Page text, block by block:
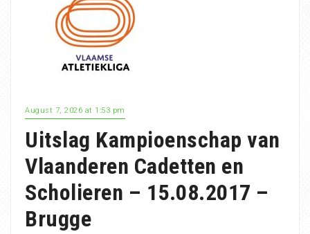
August 7, 2026 at 1:53 pm
Uitslag Kampioenschap van
Vlaanderen Cadetten en
Scholieren – 15.08.2017 –
Brugge